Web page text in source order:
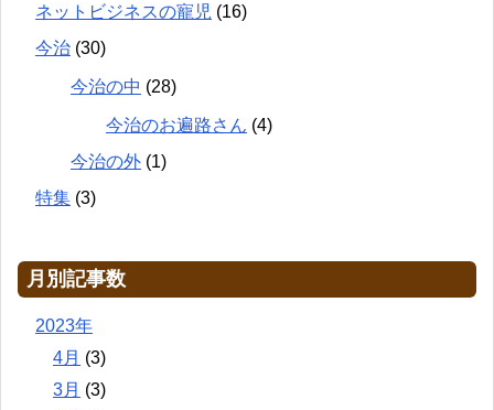
ネットビジネスの寵児 (16)
今治 (30)
今治の中 (28)
今治のお遍路さん (4)
今治の外 (1)
特集 (3)
月別記事数
2023年
4月 (3)
3月 (3)